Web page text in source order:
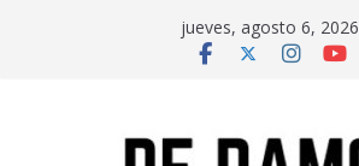
jueves, agosto 6, 2026